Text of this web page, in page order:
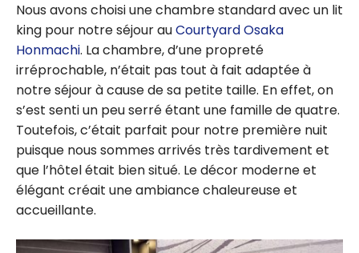
Nous avons choisi une chambre standard avec un lit
king pour notre séjour auCourtyard Osaka
Honmachi. La chambre, d’une propreté
irréprochable, n’était pas tout à fait adaptée à
notre séjour à cause de sa petite taille. En effet, on
s’est senti un peu serré étant une famille de quatre.
Toutefois, c’était parfait pour notre première nuit
puisque nous sommes arrivés très tardivement et
que l’hôtel était bien situé. Le décor moderne et
élégant créait une ambiance chaleureuse et
accueillante.